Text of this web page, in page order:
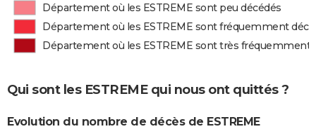
Département où les ESTREME sont peu décédés
Département où les ESTREME sont fréquemment
Département où les ESTREME sont très fréquemment
Qui sont les ESTREME qui nous ont quittés ?
Evolution du nombre de décès de ESTREME